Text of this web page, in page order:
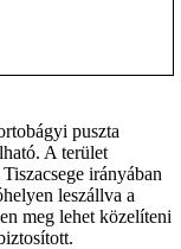
puszta
A terület
irányában
leszállva a
meg lehet közelíteni